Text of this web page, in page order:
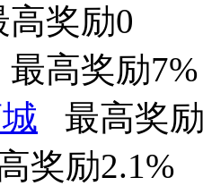
奖励0
最高奖励7%
最高奖
奖励2.1%